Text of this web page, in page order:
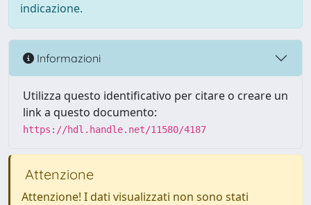
indicazione.
Informazioni
Utilizza questo identificativo per citare o creare un
link a questo documento:
https://hdl.handle.net/11580/4187
Attenzione
Attenzione! I dati visualizzati non sono stati